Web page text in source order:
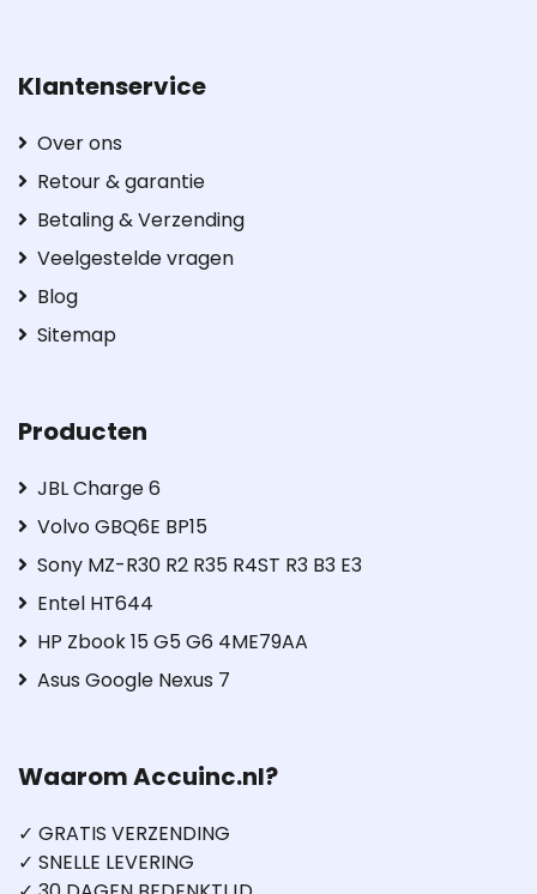
Klantenservice
Over ons
Retour & garantie
Betaling & Verzending
Veelgestelde vragen
Blog
Sitemap
Producten
JBL Charge 6
Volvo GBQ6E BP15
Sony MZ-R30 R2 R35 R4ST R3 B3 E3
Entel HT644
HP Zbook 15 G5 G6 4ME79AA
Asus Google Nexus 7
Waarom Accuinc.nl?
✓ GRATIS VERZENDING
✓ SNELLE LEVERING